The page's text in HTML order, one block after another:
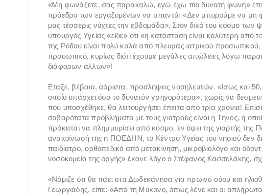
«Μη φωνάζετε, σας παρακαλώ, εγώ έχω πιο δυνατή φωνή»
πρόεδρο των εργαζομένων να απαντά: «Δεν μπορούμε να μη
μας τέσσερις νύχτες την εβδομάδα». Στον δικό του κόσμο των
υπουργός Υγείας «είδε» ότι «η κατάσταση είναι καλύτερη από
της Ρόδου είναι πολύ καλά από πλευράς ιατρικού
προσωπικό, κυρίως διότι έχουμε μεγάλες απώλειες λόγω
διάφορων άλλων»!
Εταξε, βέβαια, αόριστα, προσλήψεις νοσηλευτών. «Ισως και
οποίο υπάρχει όσο το δυνατόν γρηγορότερα», χωρίς να
που υποσχέθηκε, θα λειτουργήσει έπειτα από τρία χρόνια!
σοβαρότατα προβλήματα με τους γιατρούς είναι η Τήνος, η
πρόκειται να πλημμυρίσει από κόσμο, εν όψει της γιορτής
ανακοίνωσή της η ΠΟΕΔΗΝ, το Κέντρο Υγείας του νησιού δεν
παιδίατρο, ορθοπεδικό από μετακίνηση, μικροβιολόγο και
νοσοκομεία της οργής» έκανε λόγο ο Στέφανος Κασσελάκης,
«Νόμιζε ότι θα πάει στα Δωδεκάνησα για πρωινό σόου και
Γεωργιάδης, είπε: «Από τη Μύκονο, όπως λένε και οι